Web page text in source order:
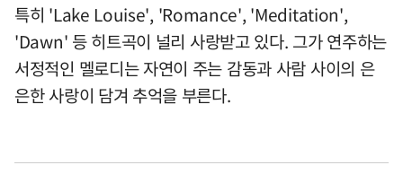
특히 'Lake Louise', 'Romance', 'Meditation',
'Dawn' 등 히트곡이 널리 사랑받고 있다. 그가 연주하는
서정적인 멜로디는 자연이 주는 감동과 사람 사이의 은
은한 사랑이 담겨 추억을 부른다.